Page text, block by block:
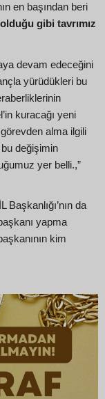
en başından beri
gibi tavrımız
devam edeceğini
yürüdükleri bu
kuracağı yeni
alma ilgili
bu değişimin
yer belli.,”
da
yapma
kim